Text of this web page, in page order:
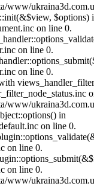
$options)
on line 0.
on line 0.
on line 0.
in
on line 0.
on line 0.
on line 0.